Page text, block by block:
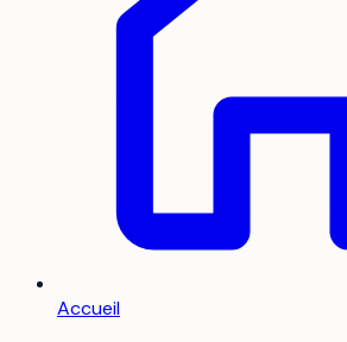
Accueil